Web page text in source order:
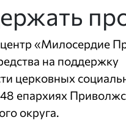
«Милосердие
на поддержку
церковных
епархиях
округа.